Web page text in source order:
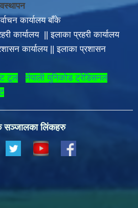
कार्यालय बाँके
कार्यालय ||इलाका प्रहरी कार्यालय
कार्यालय||इलाका प्रशासन
टूल
नेपाली युनिकोड ट्रेडिसनल
सञ्जालका लिंकहरु